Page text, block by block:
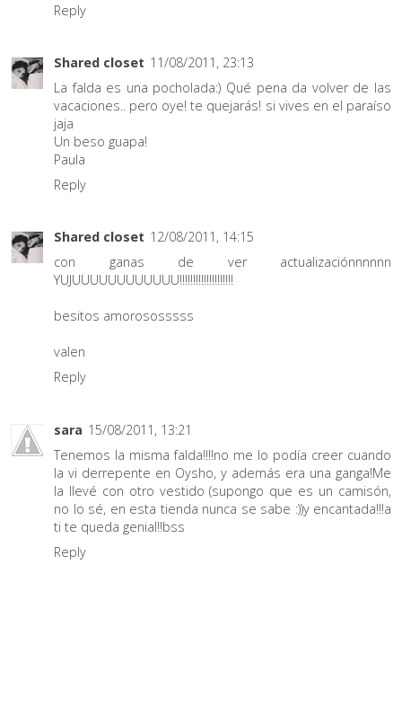
Reply
Shared closet 11/08/2011, 23:13
La falda es una pocholada:) Qué pena da volver de las
vacaciones.. pero oye! te quejarás! si vives en el paraíso
jaja
Un beso guapa!
Paula
Reply
Shared closet 12/08/2011, 14:15
con ganas de ver actualizaciónnnnnn
YUJUUUUUUUUUUUU!!!!!!!!!!!!!!!!!!!!
besitos amorososssss
valen
Reply
sara 15/08/2011, 13:21
Tenemos la misma falda!!!!no me lo podía creer cuando
la vi derrepente en Oysho, y además era una ganga!Me
la llevé con otro vestido (supongo que es un camisón,
no lo sé, en esta tienda nunca se sabe :))y encantada!!!a
ti te queda genial!!bss
Reply